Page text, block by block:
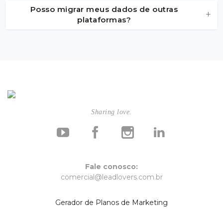
Posso migrar meus dados de outras
plataformas?
+
Sharing love.
Fale conosco:
comercial@leadlovers.com.br
Gerador de Planos de Marketing